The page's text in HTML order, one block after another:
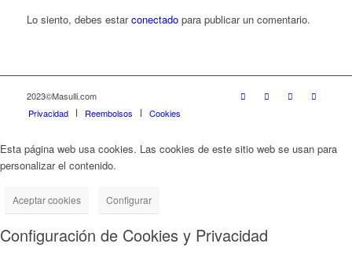
Lo siento, debes estarconectadopara publicar un comentario.
2023©Masulli.com
Privacidad
Reembolsos Cookies
Esta página web usa cookies. Las cookies de este sitio web se usan para
personalizar el contenido.
Aceptar cookies Configurar
Configuración de Cookies y Privacidad